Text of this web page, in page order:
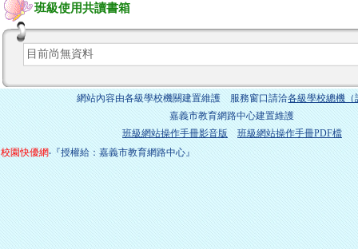
班級使用共讀書箱
目前尚無資料
網站內容由各級學校機關建置維護 服務窗口請洽各級學校總機（
嘉義市教育網路中心建置維護
班級網站操作手冊影音版
班級網站操作手冊PDF檔
校園快優網‧『授權給：嘉義市教育網路中心』